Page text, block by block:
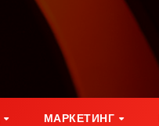
МАРКЕТИНГ